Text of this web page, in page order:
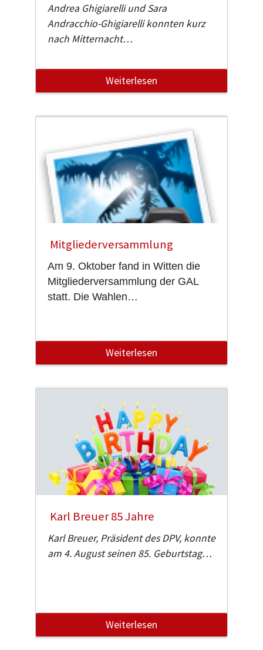
Andrea Ghigiarelli und Sara
Andracchio-Ghigiarelli konnten kurz
nach Mitternacht…
Weiterlesen
Mitgliederversammlung
Am 9. Oktober fand in Witten die
Mitgliederversammlung der GAL
statt. Die Wahlen…
Weiterlesen
Karl Breuer 85 Jahre
Karl Breuer, Präsident des DPV, konnte
am 4. August seinen 85. Geburtstag…
Weiterlesen